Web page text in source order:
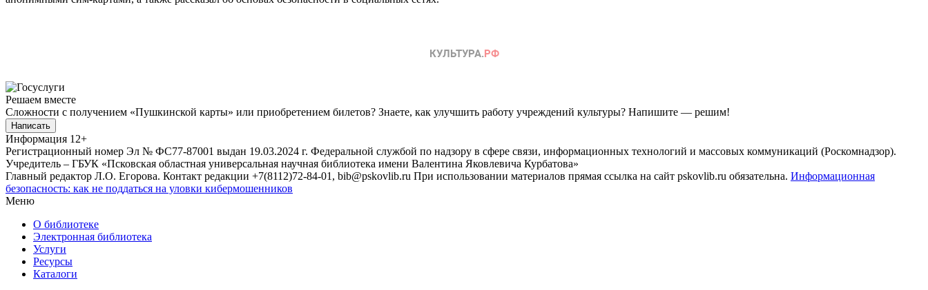
Решаем вместе
Сложности с получением «Пушкинской карты» или приобретением билетов? Знаете, как улучшить работу учреждений культуры? Напишите — решим!
Написать
Информация 12+
Регистрационный номер Эл № ФС77-87001 выдан 19.03.2024 г. Федеральной службой по надзору в сфере связи, информационных технологий и массовых коммуникаций (Роскомнадзор).
Учредитель – ГБУК «Псковская областная универсальная научная библиотека имени Валентина Яковлевича Курбатова»
Главный редактор Л.О. Егорова. Контакт редакции +7(8112)72-84-01, bib@pskovlib.ru При использовании материалов прямая ссылка на сайт pskovlib.ru обязательна. Информационная
безопасность: как не поддаться на уловки кибермошенников
Меню
О библиотеке
Электронная библиотека
Услуги
Ресурсы
Каталоги